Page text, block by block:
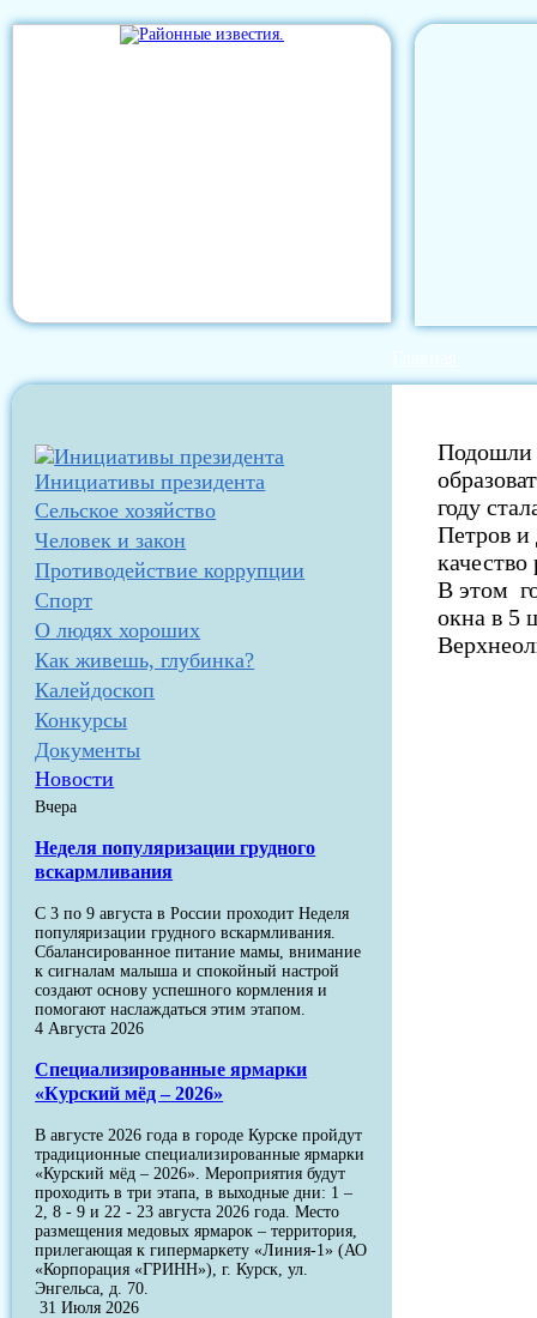
Инициативы президента
Сельское хозяйство
Человек и закон
Противодействие коррупции
Спорт
О людях хороших
Как живешь, глубинка?
Калейдоскоп
Конкурсы
Документы
Новости
Вчера
Неделя популяризации грудного
вскармливания
С 3 по 9 августа в России проходит Неделя
популяризации грудного вскармливания.
Сбалансированное питание мамы, внимание
к сигналам малыша и спокойный настрой
создают основу успешного кормления и
помогают наслаждаться этим этапом.
4 Августа 2026
Специализированные ярмарки
«Курский мёд – 2026»
В августе 2026 года в городе Курске пройдут
традиционные специализированные ярмарки
«Курский мёд – 2026». Мероприятия будут
проходить в три этапа, в выходные дни: 1 –
2, 8 - 9 и 22 - 23 августа 2026 года. Место
размещения медовых ярмарок – территория,
прилегающая к гипермаркету «Линия-1» (АО
«Корпорация «ГРИНН»), г. Курск, ул.
Энгельса, д. 70.
31 Июля 2026
Подошли
году
Петров
В этом
окна в 5